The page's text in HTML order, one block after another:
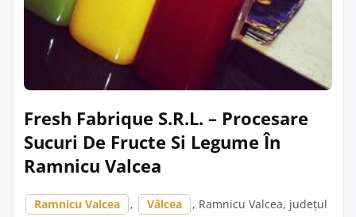
Fresh Fabrique S.R.L. – Procesare
Sucuri De Fructe Si Legume În
Ramnicu Valcea
Ramnicu Valcea , Vâlcea
, Ramnicu Valcea, județul